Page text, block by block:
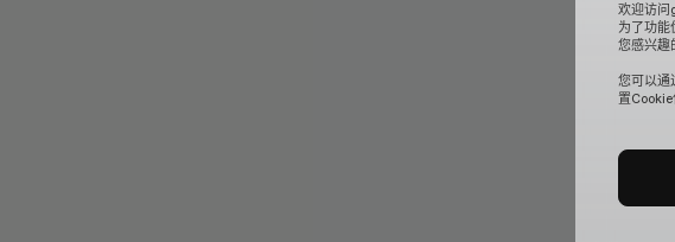
欢迎访
为了功能
您感兴趣
您可以通
置Cookie